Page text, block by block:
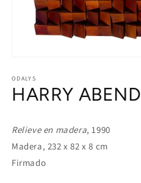
1
in
modal
ODALYS
HARRY ABEND
Relieve en madera, 1990
Madera, 232 x 82 x 8 cm
Firmado